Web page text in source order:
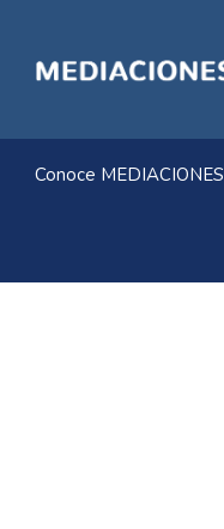
Conoce MEDIACIONES